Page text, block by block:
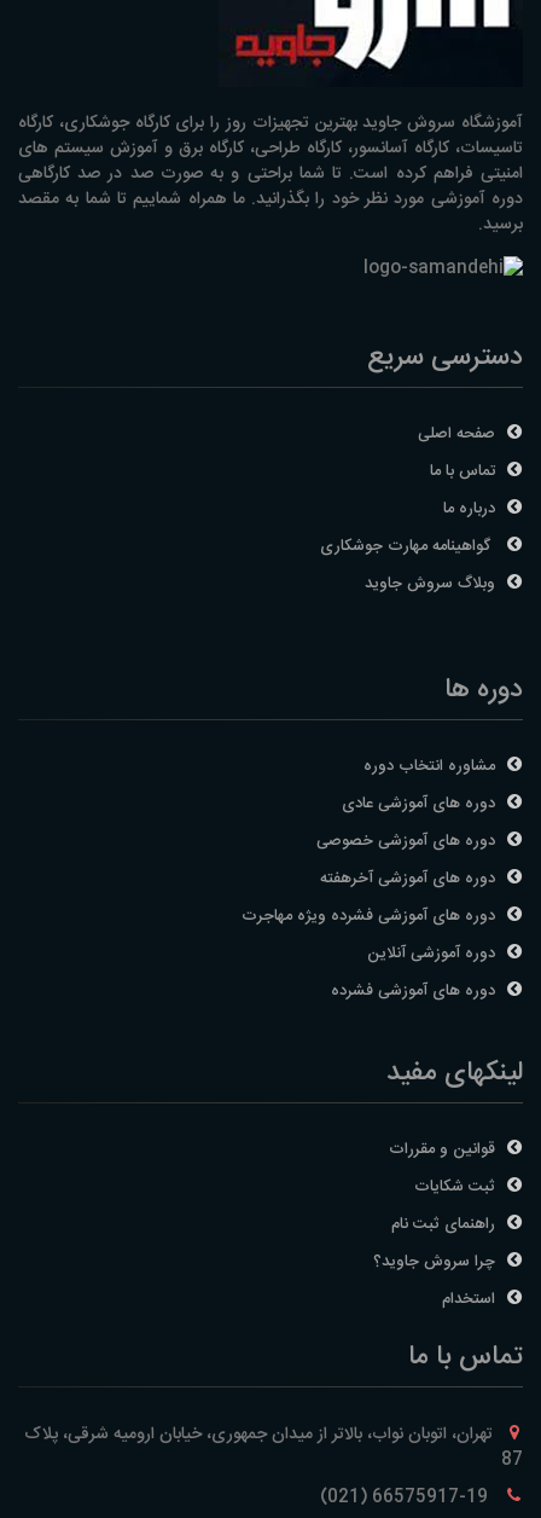
آموزشگاه سروش جاوید بهترین تجهیزات روز را برای کارگاه جوشکاری، کارگاه
تاسیسات، کارگاه آسانسور، کارگاه طراحی، کارگاه برق و آموزش سیستم های
امنیتی فراهم کرده است. تا شما براحتی و به صورت صد در صد کارگاهی
دوره آموزشی مورد نظر خود را بگذرانید. ما همراه شماییم تا شما به مقصد
برسید.
دسترسی سریع
صفحه اصلی
تماس با ما
درباره ما
گواهینامه مهارت جوشکاری
وبلاگ سروش جاوید
دوره ها
مشاوره انتخاب دوره
دوره های آموزشی عادی
دوره های آموزشی خصوصی
دوره های آموزشی آخرهفته
دوره های آموزشی فشرده ویژه مهاجرت
دوره آموزشی آنلاین
دوره های آموزشی فشرده
لینکهای مفید
قوانین و مقررات
ثبت شکایات
راهنمای ثبت نام
چرا سروش جاوید؟
استخدام
تماس با ما
تهران، اتوبان نواب، بالاتر از میدان جمهوری، خیابان ارومیه شرقی، پلاک
87